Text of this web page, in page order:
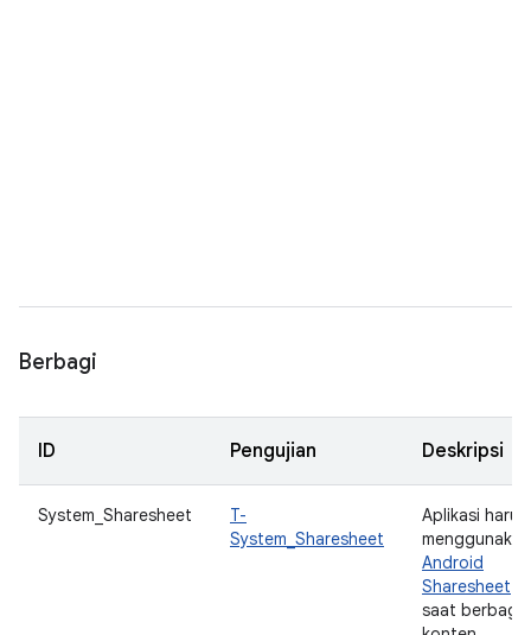
Berbagi
ID Pengujian Deskripsi
System_Sharesheet
T-
System_Sharesheet
Aplikasi harus
menggunakan
Android
Sharesheet
saat berbagi